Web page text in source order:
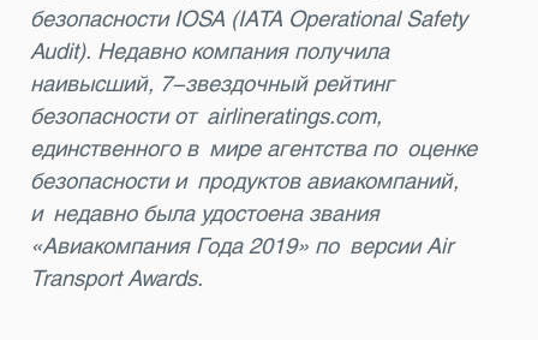
безопасности IOSA (IATA Operational Safety
Audit). Недавно компания получила
наивысший, 7-звездочныйрейтинг
безопасности от airlineratings.com,
единственного в мире агентства по оценке
безопасности и продуктов авиакомпаний,
и недавно была удостоена звания
«Авиакомпания Года 2019» по версии Air
Transport Awards.